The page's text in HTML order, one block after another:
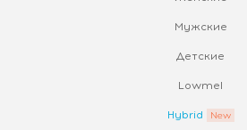
Мужские
Детские
Lowmel
Hybrid